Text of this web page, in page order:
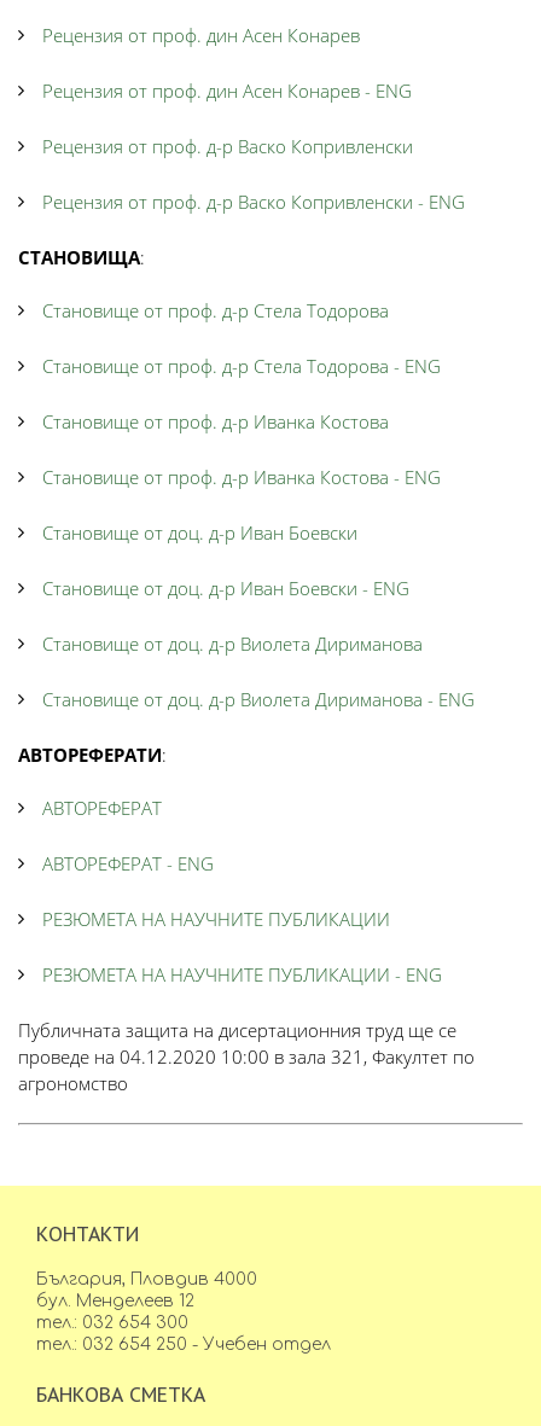
Рецензия от проф. дин Асен Конарев
Рецензия от проф. дин Асен Конарев - ENG
Рецензия от проф. д-р Васко Копривленски
Рецензия от проф. д-р Васко Копривленски - ENG
СТАНОВИЩА:
Становище от проф. д-р Стела Тодорова
Становище от проф. д-р Стела Тодорова - ENG
Становище от проф. д-р Иванка Костова
Становище от проф. д-р Иванка Костова - ENG
Становище от доц. д-р Иван Боевски
Становище от доц. д-р Иван Боевски - ENG
Становище от доц. д-р Виолета Дириманова
Становище от доц. д-р Виолета Дириманова - ENG
АВТОРЕФЕРАТИ:
АВТОРЕФЕРАТ
АВТОРЕФЕРАТ - ENG
РЕЗЮМЕТА НА НАУЧНИТЕ ПУБЛИКАЦИИ
РЕЗЮМЕТА НА НАУЧНИТЕ ПУБЛИКАЦИИ - ENG
Публичната защита на дисертационния труд ще се
проведе на 04.12.2020 10:00 в зала 321, Факултет по
агрономство
КОНТАКТИ
България, Пловдив 4000
бул. Менделеев 12
тел.: 032 654 300
тел.: 032 654 250 - Учебен отдел
БАНКОВА СМЕТКА